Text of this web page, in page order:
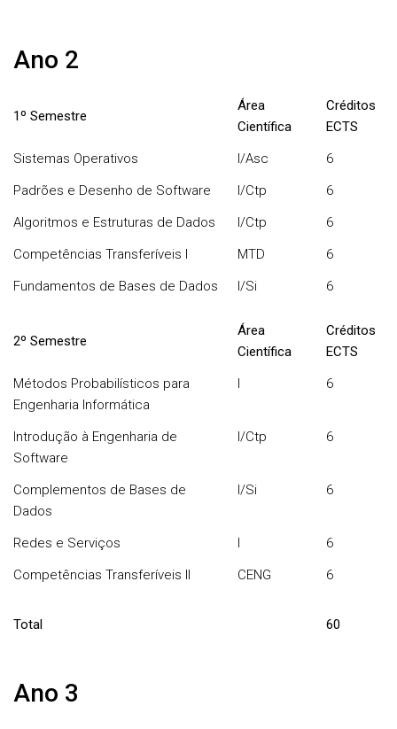
Ano 2
1º Semestre
Área
Científica
Créditos
ECTS
Sistemas Operativos
I/Asc
6
Padrões e Desenho de Software
I/Ctp
6
Algoritmos e Estruturas de Dados
I/Ctp
6
Competências Transferíveis I
MTD
6
Fundamentos de Bases de Dados
I/Si 6
2º Semestre
Área
Científica
Créditos
ECTS
Métodos Probabilísticos para
Engenharia Informática
I 6
Introdução à Engenharia de
Software
I/Ctp 6
Complementos de Bases de
Dados
I/Si 6
Redes e Serviços I
6
Competências Transferíveis II
CENG 6
Total 60
Ano 3